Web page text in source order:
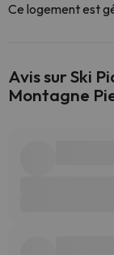
Ce logement est
Avis sur Ski
Montagne